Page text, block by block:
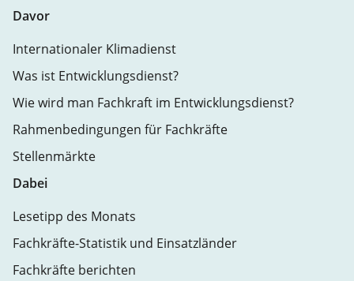
Davor
Internationaler Klimadienst
Was ist Entwicklungsdienst?
Wie wird man Fachkraft im Entwicklungsdienst?
Rahmenbedingungen für Fachkräfte
Stellenmärkte
Dabei
Lesetipp des Monats
Fachkräfte-Statistik und Einsatzländer
Fachkräfte berichten